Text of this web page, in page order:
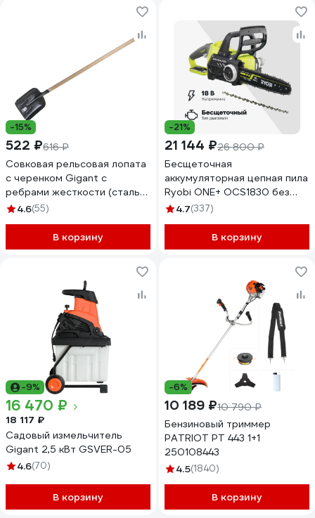
-15%
522 ₽616 ₽
Совковая рельсовая лопата
с черенком Gigant с
ребрами жесткости (сталь
1.2мм) GSS-01
4.6(55)
В корзину
-21%
21 144 ₽26 800 ₽
Бесщеточная
аккумуляторная цепная пила
Ryobi ONE+ OCS1830 без
аккумулятора в комплекте
4.7(337)
В корзину
-9%
16 470 ₽
18 117 ₽
Садовый измельчитель
Gigant 2,5 кВт GSVER-05
4.6(70)
В корзину
-6%
10 189 ₽10 790 ₽
Бензиновый триммер
PATRIOT PT 443 1+1
250108443
4.5(1840)
В корзину